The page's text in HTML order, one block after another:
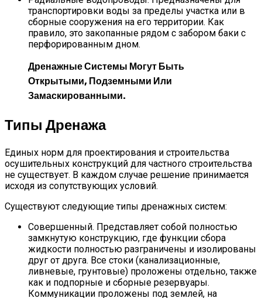
транспортировки воды за пределы участка или в
сборные сооружения на его территории. Как
правило, это закопанные рядом с забором баки с
перфорированным дном.
Дренажные Системы Могут Быть
Открытыми, Подземными Или
Замаскированными.
Типы Дренажа
Единых норм для проектирования и строительства
осушительных конструкций для частного строительства
не существует. В каждом случае решение принимается
исходя из сопутствующих условий.
Существуют следующие типы дренажных систем:
Совершенный. Представляет собой полностью
замкнутую конструкцию, где функции сбора
жидкости полностью разграничены и изолированы
друг от друга. Все стоки (канализационные,
ливневые, грунтовые) проложены отдельно, также
как и подпорные и сборные резервуары.
Коммуникации проложены под землей, на